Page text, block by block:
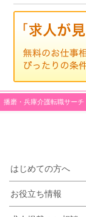
播磨・兵庫介護転職サーチ
はじめての方へ
お役立ち情報